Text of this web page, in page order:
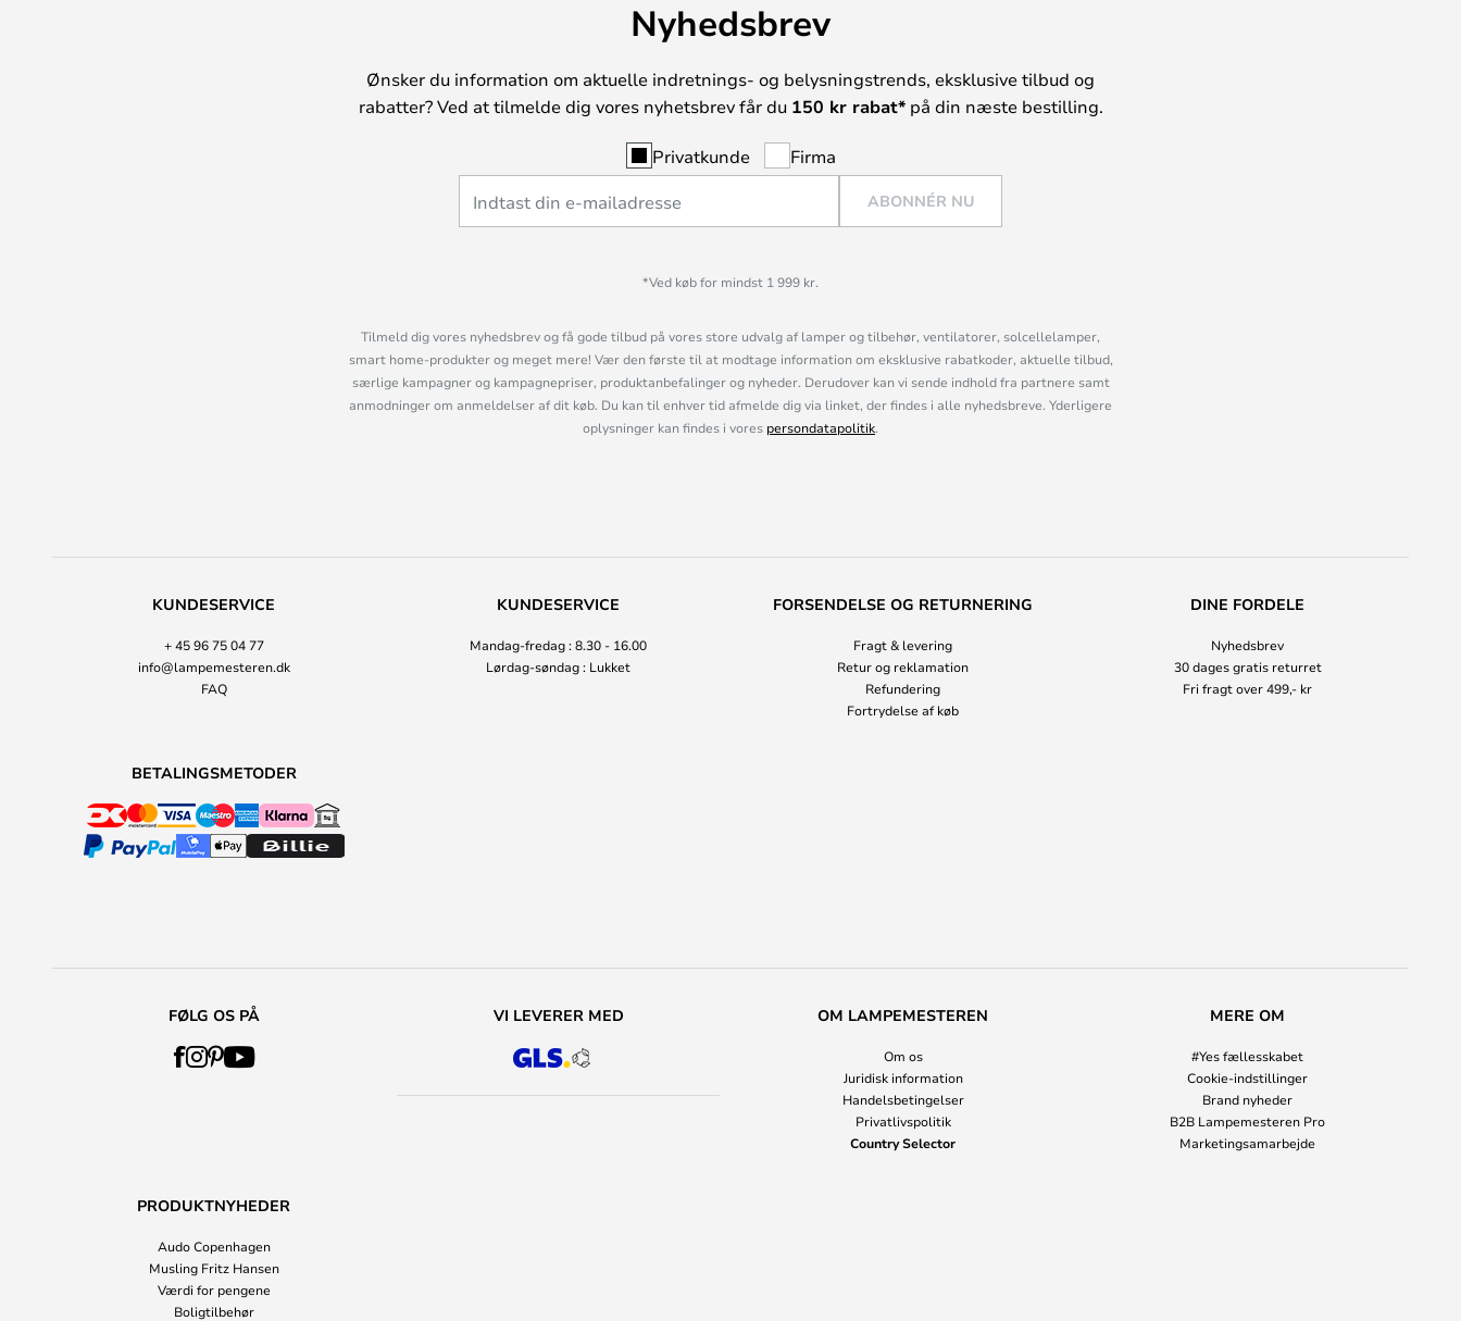
Nyhedsbrev
Ønsker du information om aktuelle indretnings- og belysningstrends, eksklusive tilbud og
rabatter? Ved at tilmelde dig vores nyhetsbrev får du 150 kr rabat*på din næste bestilling.
Privatkunde Firma
ABONNÉR NU
*Ved køb for mindst 1 999 kr.
Tilmeld dig vores nyhedsbrev og få gode tilbud på vores store udvalg af lamper og tilbehør, ventilatorer, solcellelamper,
smart home-produkter og meget mere! Vær den første til at modtage information om eksklusive rabatkoder, aktuelle tilbud,
særlige kampagner og kampagnepriser, produktanbefalinger og nyheder. Derudover kan vi sende indhold fra partnere samt
anmodninger om anmeldelser af dit køb. Du kan til enhver tid afmelde dig via linket, der findes i alle nyhedsbreve. Yderligere
oplysninger kan findes i vores persondatapolitik.
KUNDESERVICE
+ 45 96 75 04 77
info@lampemesteren.dk
FAQ
KUNDESERVICE
Mandag-fredag : 8.30 - 16.00
Lørdag-søndag : Lukket
FORSENDELSE OG RETURNERING
Fragt & levering
Retur og reklamation
Refundering
Fortrydelse af køb
DINE FORDELE
Nyhedsbrev
30 dages gratis returret
Fri fragt over 499,- kr
BETALINGSMETODER
FØLG OS PÅ VI LEVERER MED OM LAMPEMESTEREN
Om os
Juridisk information
Handelsbetingelser
Privatlivspolitik
Country Selector
MERE OM
#Yes fællesskabet
Cookie-indstillinger
Brand nyheder
B2B Lampemesteren Pro
Marketingsamarbejde
PRODUKTNYHEDER
Audo Copenhagen
Musling Fritz Hansen
Værdi for pengene
Boligtilbehør